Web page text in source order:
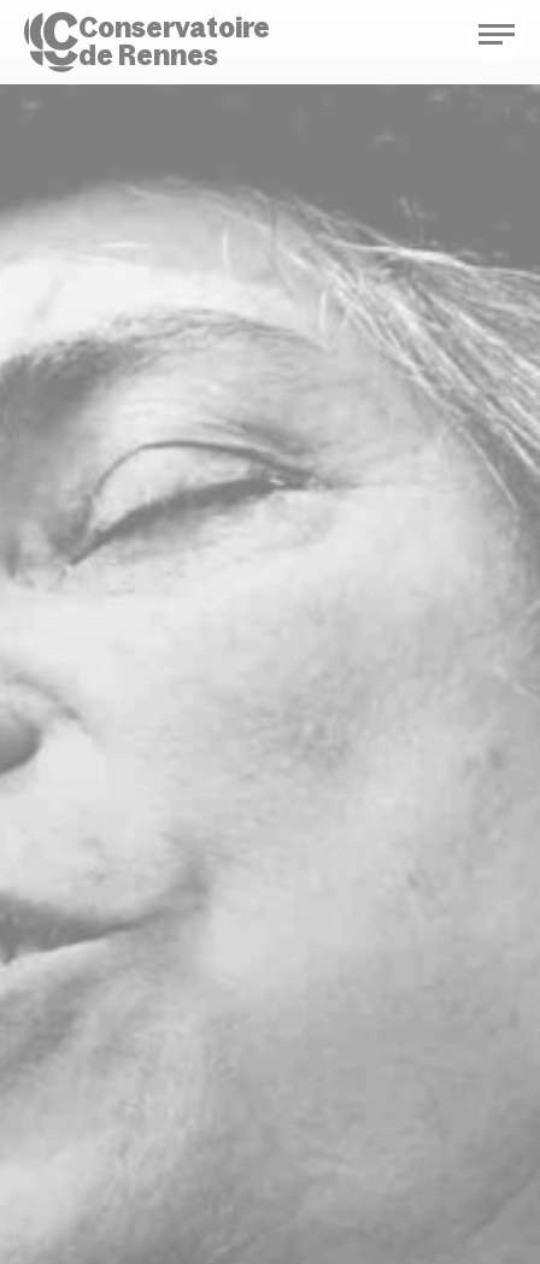
Conservatoire
de Rennes
Enseignements
Actions d'éducation
Bibliothèque musicale
Infos pratiques
EXTRANET
BILLETTERIE